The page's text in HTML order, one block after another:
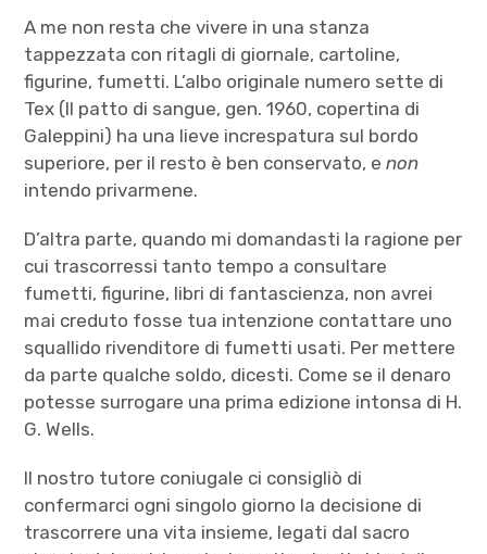
A me non resta che vivere in una stanza
tappezzata con ritagli di giornale, cartoline,
figurine, fumetti. L’albo originale numero sette di
Tex (Il patto di sangue, gen. 1960, copertina di
Galeppini) ha una lieve increspatura sul bordo
superiore, per il resto è ben conservato, enon
intendo privarmene.
D’altra parte, quando mi domandasti la ragione per
cui trascorressi tanto tempo a consultare
fumetti, figurine, libri di fantascienza, non avrei
mai creduto fosse tua intenzione contattare uno
squallido rivenditore di fumetti usati. Per mettere
da parte qualche soldo, dicesti. Come se il denaro
potesse surrogare una prima edizione intonsa di H.
G. Wells.
Il nostro tutore coniugale ci consigliò di
confermarci ogni singolo giorno la decisione di
trascorrere una vita insieme, legati dal sacro